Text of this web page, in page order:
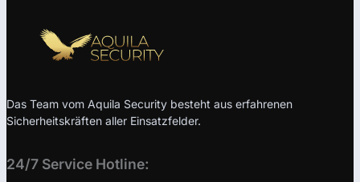
Das Team vom Aquila Security besteht aus erfahrenen
Sicherheitskräften aller Einsatzfelder.
24/7 Service Hotline: